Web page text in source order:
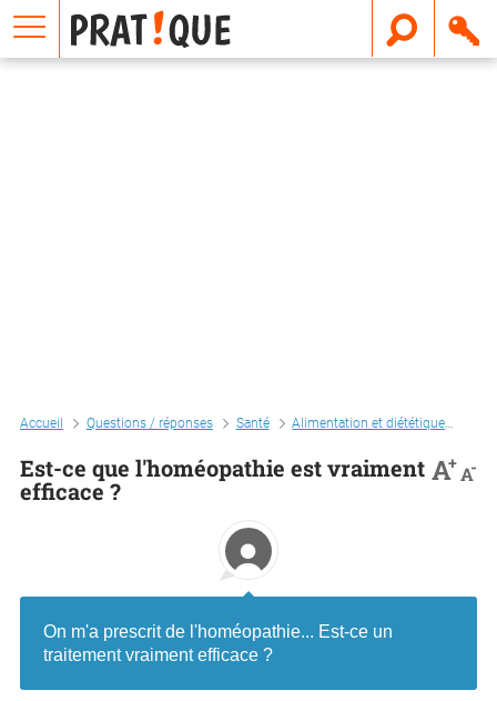
Accueil Questions / réponses Santé Alimentation et diététique
Est-ce que l'homéopathie est vraiment
efficace ?
A+A-
On m'a prescrit de l'homéopathie... Est-ce un
traitement vraiment efficace ?
E
m
a